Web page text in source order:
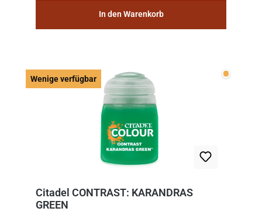
In den Warenkorb
Wenige verfügbar Wenige
Citadel CONTRAST: KARANDRAS
GREEN